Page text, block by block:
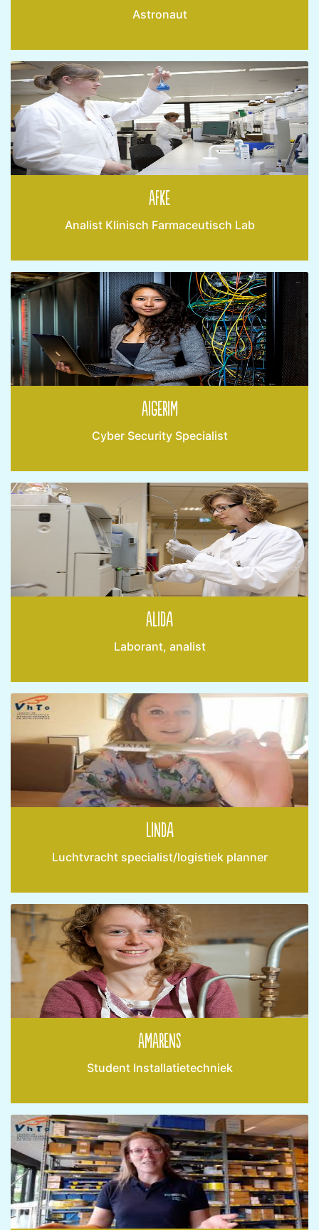
Astronaut
Afke
Analist Klinisch Farmaceutisch Lab
Aigerim
Cyber Security Specialist
Alida
Laborant, analist
Linda
Luchtvracht specialist/logistiek planner
Amarens
Student Installatietechniek